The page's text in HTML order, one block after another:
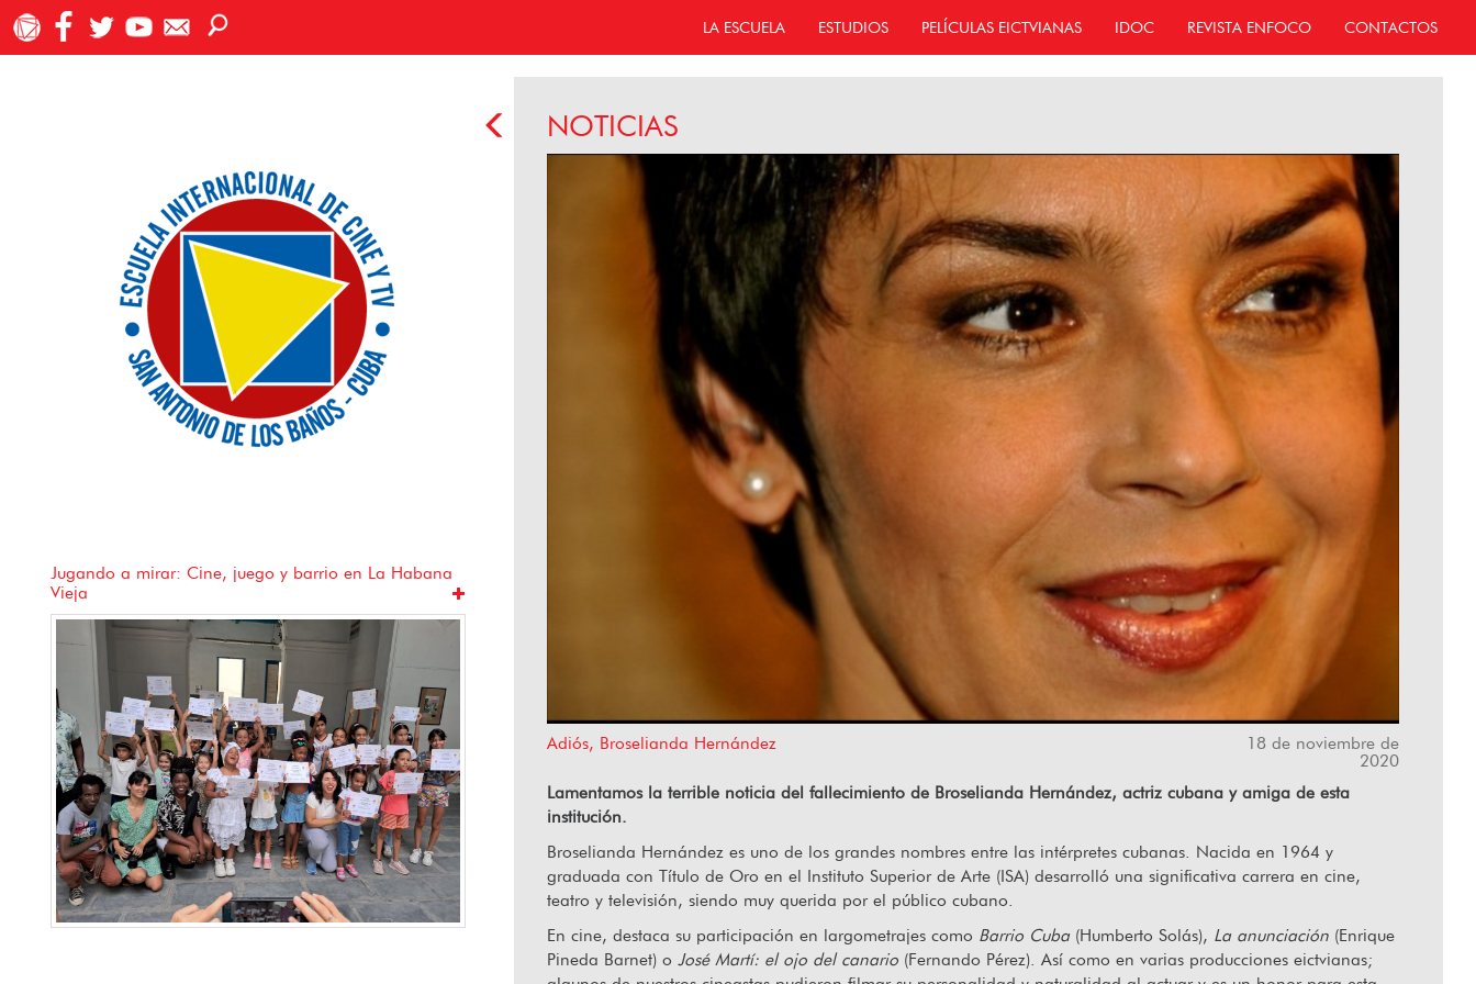
LA ESCUELA ESTUDIOS PELÍCULAS EICTVIANAS IDOC REVISTA ENFOCO CONTACTOS
Jugando a mirar: Cine, juego y barrio en La Habana
Vieja
“Hablar desde el corazón”
NOTICIAS
Adiós, Broselianda Hernández
18 de noviembre de
2020
Lamentamos la terrible noticia del fallecimiento de Broselianda Hernández, actriz cubana y amiga de esta
institución.
Broselianda Hernández es uno de los grandes nombres entre las intérpretes cubanas. Nacida en 1964 y
graduada con Título de Oro en el Instituto Superior de Arte (ISA) desarrolló una significativa carrera en cine,
teatro y televisión, siendo muy querida por el público cubano.
En cine, destaca su participación en largometrajes como Barrio Cuba(Humberto Solás), La anunciación (Enrique
Pineda Barnet) o José Martí: el ojo del canario(Fernando Pérez). Así como en varias producciones eictvianas;